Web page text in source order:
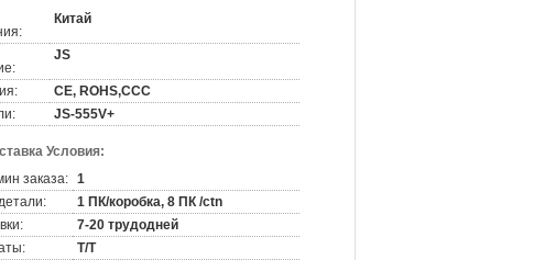
Китай
JS
CE, ROHS,CCC
JS-555V+
Условия:
заказа: 1
1 ПК/коробка, 8 ПК /ctn
7-20 трудодней
T/T